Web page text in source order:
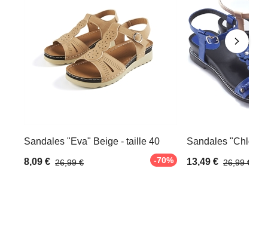
Sandales "Eva" Beige - taille 40
8,09 € 26,99 € -70%
Sandales "Chloé"
13,49 € 26,99 €